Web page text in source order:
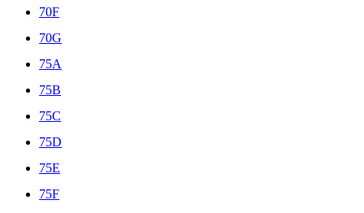
70F
70G
75A
75B
75C
75D
75E
75F